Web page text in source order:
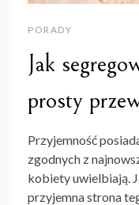
PORADY
Jak
prosty
Przyjemność
zgodnych z
kobiety uwielbiają.
przyjemna strona